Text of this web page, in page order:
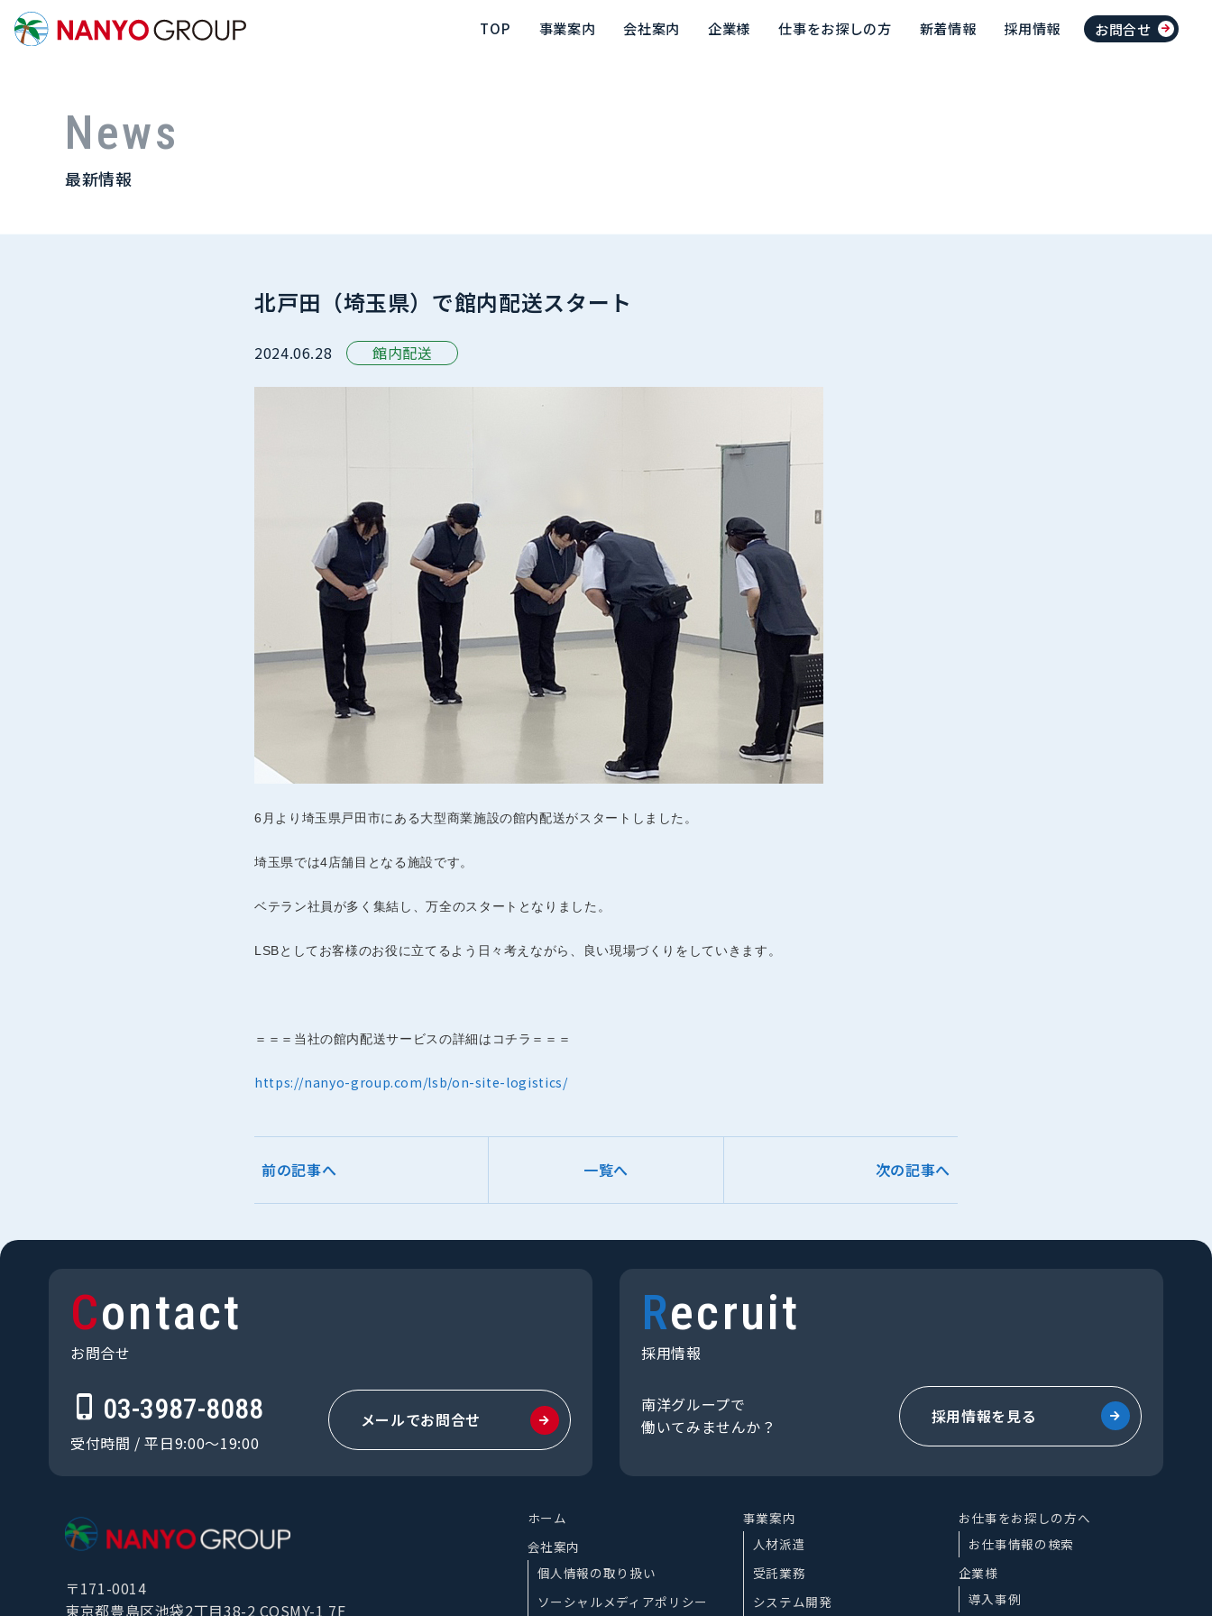
TOP 事業案内 会社案内 企業様 仕事をお探しの方 新着情報 採用情報 お問合せ
News
最新情報
北戸田（埼玉県）で館内配送スタート
2024.06.28 館内配送
6月より埼玉県戸田市にある大型商業施設の館内配送がスタートしました。
埼玉県では4店舗目となる施設です。
ベテラン社員が多く集結し、万全のスタートとなりました。
LSBとしてお客様のお役に立てるよう日々考えながら、良い現場づくりをしていきます。
＝＝＝当社の館内配送サービスの詳細はコチラ＝＝＝
https://nanyo-group.com/lsb/on-site-logistics/
前の記事へ 次の記事へ
一覧へ
Contact
お問合せ
03-3987-8088
受付時間 / 平日9:00〜19:00
メールでお問合せ
Recruit
採用情報
南洋グループで
働いてみませんか？
採用情報を見る
ホーム
会社案内
個人情報の取り扱い
ソーシャルメディアポリシー
事業案内
人材派遣
受託業務
システム開発
お仕事をお探しの方へ
お仕事情報の検索
企業様
導入事例
〒171-0014
東京都豊島区池袋2丁目38-2 COSMY-1 7F